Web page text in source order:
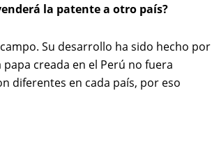
la patente a otro país?
Su desarrollo ha sido hecho por
creada en el Perú no fuera
diferentes en cada país, por eso